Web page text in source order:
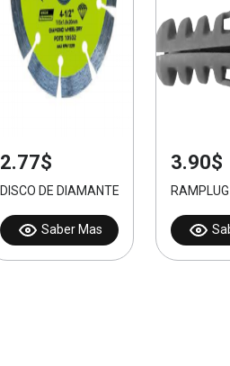
2.77$
DISCO DE DIAMANTE TURBO 115MM
Saber Mas
3.90$